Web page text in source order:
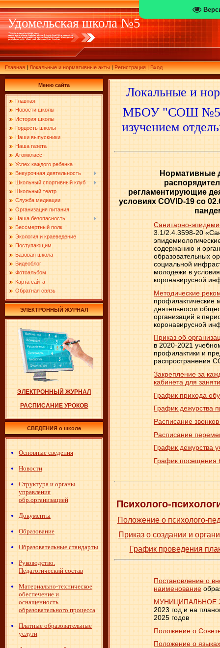
Удомельская школа №5
Главная|Локальные и нормативные акты|Регистрация|Вход
Меню сайта
Главная
Новости школы
История школы
Гордость школы
Наши выпускники
Наша газета
Атомкласс
Успех каждого ребенка
Внеурочная деятельность
Школьный спортивный клуб
Школьный театр
Служба медиации
Организация питания
Наша безопасность
Бессмертный полк
Экология и краеведение
Поступающим
Базовая школа
Видеоблог
Фотоальбом
Карта сайта
Обратная связь
ЭЛЕКТРОННЫЙ ЖУРНАЛ
ЭЛЕКТРОННЫЙ ЖУРНАЛ
РАСПИСАНИЕ УРОКОВ
СВЕДЕНИЯ о школе
Основные сведения
Новости
Структура и органы
управления
обр.организацией
Документы
Образование
Образовательные стандарты
Руководство.
Педагогический состав
Материально-техническое
обеспечение и
оснащенность
образовательного процесса
Платные образовательные
услуги
Локальные и
МБОУ "СОШ №5
изучением отдель
Нормативные
регламентирующие
условиях COVID-19 со
Санитарно-
3.1/2.4.3598-20
содержанию и
образовательных
социальной
молодежи в
коронавирусной
Методические
профилактические
деятельности
организаций в
коронавирусной
Приказ об
в 2020-2021
профилактики и
распространения
Закрепление за
кабинета для
График прихода
График дежурства
Расписание
Расписание
График дежурства
График посещения
Психолого-
Положение о психолого-
Приказ о создании и
График проведения
Постановление о
наименование
МУНИЦИПАЛЬНОЕ
2023 год и на
2025 годов
Положение о
Положение о